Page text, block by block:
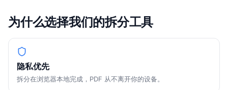
为什么选择我们的拆分工具
隐私优先
拆分在浏览器本地完成，PDF 从不离开你的设备。